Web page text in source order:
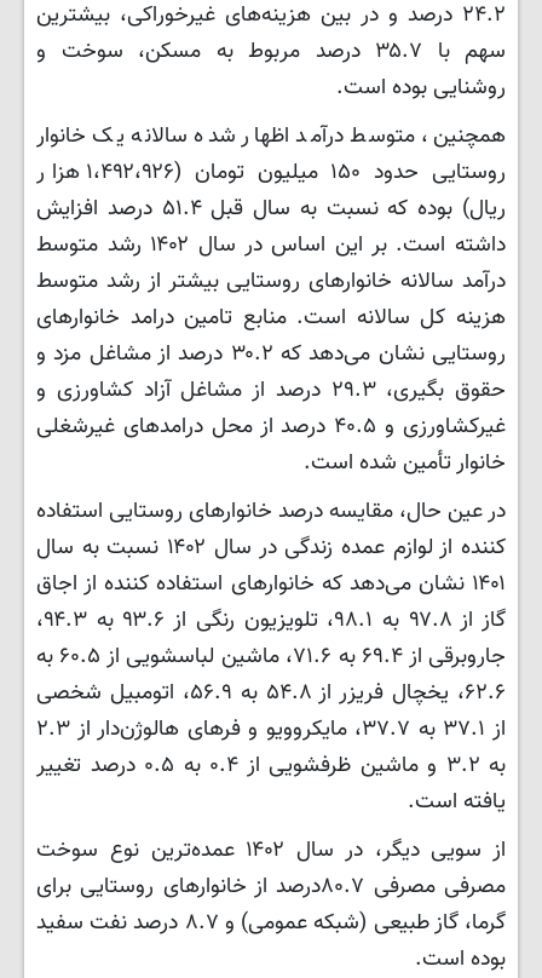
۲۴.۲ درصد و در بین هزینه‌های غیرخوراکی، بیشترین
سهم با ۳۵.۷ درصد مربوط به مسکن، سوخت و
روشنایی بوده است.
همچنین، متوسط درآمد اظهار شده سالانه یک خانوار
روستایی حدود ۱۵۰ میلیون تومان (۱،۴۹۲،۹۲۶ هزار
ریال) بوده که نسبت به سال قبل ۵۱.۴ درصد افزایش
داشته است. بر این اساس در سال ۱۴۰۲ رشد متوسط
درآمد سالانه خانوارهای روستایی بیشتر از رشد متوسط
هزینه کل سالانه است. منابع تامین درامد خانوارهای
روستایی نشان می‌دهد که ۳۰.۲ درصد از مشاغل مزد و
حقوق بگیری، ۲۹.۳ درصد از مشاغل آزاد کشاورزی و
غیرکشاورزی و ۴۰.۵ درصد از محل درامدهای غیرشغلی
خانوار تأمین شده است.
در عین حال، مقایسه درصد خانوارهای روستایی استفاده
کننده از لوازم عمده زندگی در سال ۱۴۰۲ نسبت به سال
۱۴۰۱ نشان می‌دهد که خانوارهای استفاده کننده از اجاق
گاز از ۹۷.۸ به ۹۸.۱، تلویزیون رنگی از ۹۳.۶ به ۹۴.۳،
جاروبرقی از ۶۹.۴ به ۷۱.۶، ماشین لباسشویی از ۶۰.۵ به
۶۲.۶، یخچال فریزر از ۵۴.۸ به ۵۶.۹، اتومبیل شخصی
از ۳۷.۱ به ۳۷.۷، مایکروویو و فرهای هالوژن‌دار از ۲.۳
به ۳.۲ و ماشین ظرفشویی از ۰.۴ به ۰.۵ درصد تغییر
یافته است.
از سویی دیگر، در سال ۱۴۰۲ عمده‌ترین نوع سوخت
مصرفی مصرفی ۸۰.۷درصد از خانوارهای روستایی برای
گرما، گاز طبیعی (شبکه عمومی) و ۸.۷ درصد نفت سفید
بوده است.